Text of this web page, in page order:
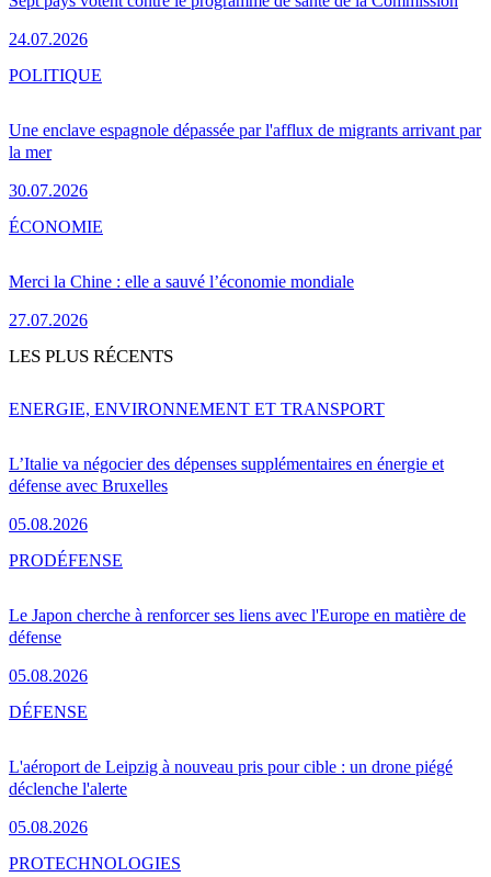
24.07.2026
Une enclave espagnole dépassée par l'afflux de migrants arrivant par
la mer
30.07.2026
POLITIQUE
Merci la Chine : elle a sauvé l’économie mondiale
27.07.2026
ÉCONOMIE
LES PLUS RÉCENTS
L’Italie va négocier des dépenses supplémentaires en énergie et
défense avec Bruxelles
05.08.2026
ENERGIE, ENVIRONNEMENT ET TRANSPORT
Le Japon cherche à renforcer ses liens avec l'Europe en matière de
défense
05.08.2026
PRODÉFENSE
L'aéroport de Leipzig à nouveau pris pour cible : un drone piégé
déclenche l'alerte
05.08.2026
DÉFENSE
PROTECHNOLOGIES